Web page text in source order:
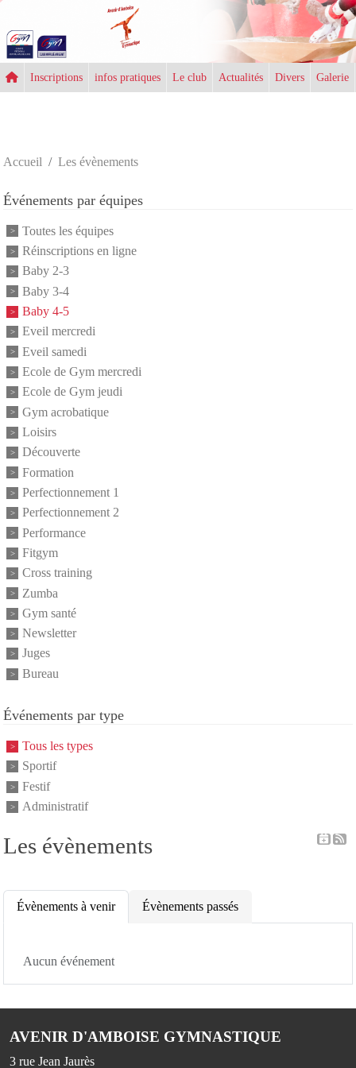
Inscriptions infos pratiques Le club Actualités Divers Galerie
Accueil Les évènements
Les évènements
Évènements à venir Évènements passés
Aucun événement
Événements par équipes
Toutes les équipes
Réinscriptions en ligne
Baby 2-3
Baby 3-4
Baby 4-5
Eveil mercredi
Eveil samedi
Ecole de Gym mercredi
Ecole de Gym jeudi
Gym acrobatique
Loisirs
Découverte
Formation
Perfectionnement 1
Perfectionnement 2
Performance
Fitgym
Cross training
Zumba
Gym santé
Newsletter
Juges
Bureau
Événements par type
Tous les types
Sportif
Festif
Administratif
AVENIR D'AMBOISE GYMNASTIQUE
3 rue Jean Jaurès
Panneau de gestion des cookies